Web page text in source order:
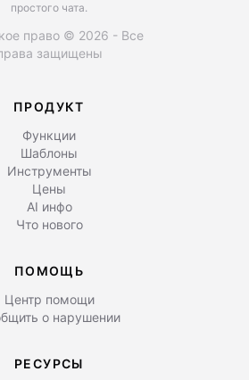
простого чата.
право © 2026 - Все
защищены
ПРОДУКТ
Функции
Шаблоны
Инструменты
Цены
AI инфо
Что нового
ПОМОЩЬ
Центр помощи
о нарушении
РЕСУРСЫ